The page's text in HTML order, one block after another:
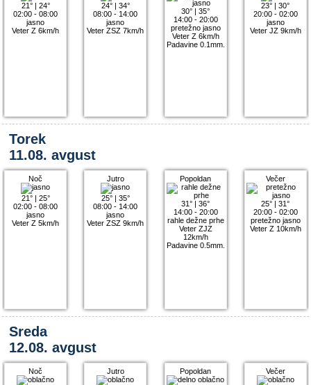
21°| 24°
02:00 - 08:00
jasno
Veter Z 6km/h
24°| 34°
08:00 - 14:00
jasno
Veter ZSZ 7km/h
30° |35°
14:00 - 20:00
pretežno jasno
Veter Z 6km/h
Padavine 0.1mm.
23° |30°
20:00 - 02:00
jasno
Veter JZ 9km/h
Torek
11.08. avgust
Noč
21°| 25°
02:00 - 08:00
jasno
Veter Z 5km/h
Jutro
25°| 35°
08:00 - 14:00
jasno
Veter ZSZ 9km/h
Popoldan
31° |36°
14:00 - 20:00
rahle dežne prhe
Veter ZJZ
12km/h
Padavine 0.5mm.
Večer
25° |31°
20:00 - 02:00
pretežno jasno
Veter Z 10km/h
Sreda
12.08. avgust
Noč Jutro Popoldan Večer